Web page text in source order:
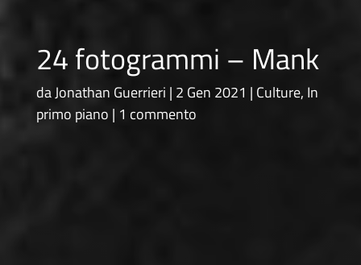
24 fotogrammi – Mank
daJonathan Guerrieri 2 Gen 2021 Culture, In
primo piano 1 commento